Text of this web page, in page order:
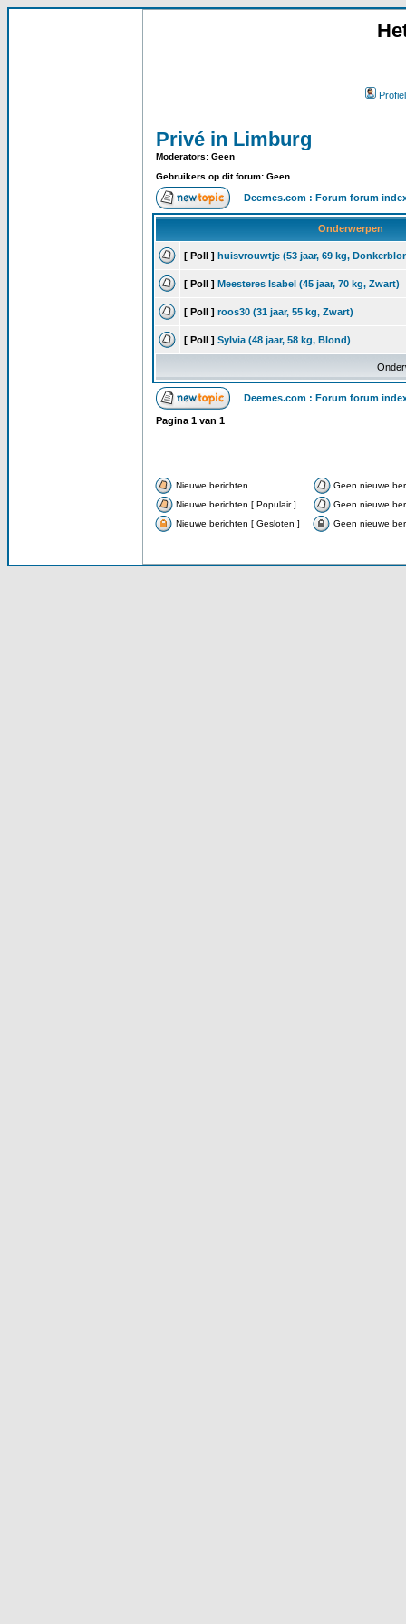
Profiel
Privé in Limburg
Moderators: Geen
Gebruikers op dit forum: Geen
Deernes.com : Forum forum
Onderwerpen
[ Poll ] huisvrouwtje (53 jaar, 69 kg,
[ Poll ] Meesteres Isabel (45 jaar, 70 kg, Zwart)
[ Poll ] roos30 (31 jaar, 55 kg, Zwart)
[ Poll ] Sylvia (48 jaar, 58 kg, Blond)
Deernes.com : Forum forum
Pagina 1 van 1
Nieuwe berichten
Geen nieuwe
Nieuwe berichten [ Populair ]
Geen nieuwe
Nieuwe berichten [ Gesloten ]
Geen nieuwe